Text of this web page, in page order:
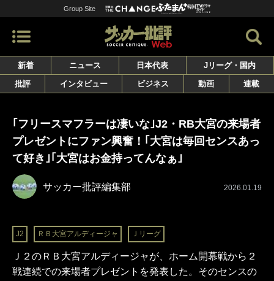
Group Site
新着 ニュース 日本代表
Jリーグ・国内
批評
インタビュー ビジネス 動画 連載
｢フリースマフラーは凄いな｣J2・RB大宮の来場者
プレゼントにファン興奮！｢大宮は毎回センスあっ
て好き｣｢大宮はお金持ってんなぁ｣
サッカー批評編集部 2026.01.19
J2 ＲＢ大宮アルディージャ Ｊリーグ
Ｊ２のＲＢ大宮アルディージャが、ホーム開幕戦から２
戦連続での来場者プレゼントを発表した。そのセンスの